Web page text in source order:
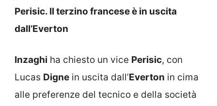
Perisic. Il terzino francese è in uscita
dall’Everton
Inzaghi ha chiesto un vice Perisic, con
Lucas Digne in uscita dall’Everton in cima
alle preferenze del tecnico e della società